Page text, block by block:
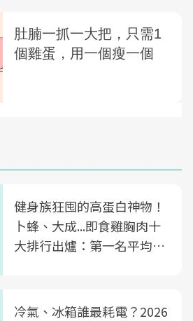
健身族狂囤的高蛋白神物！
卜蜂、大成...即食雞胸肉十
大排行出爐：第一名平均一
冷氣、冰箱誰最耗電？2026